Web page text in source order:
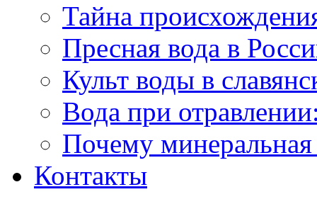
Тайна
Пресная вода в
Культ воды в
Вода при
Почему
Контакты